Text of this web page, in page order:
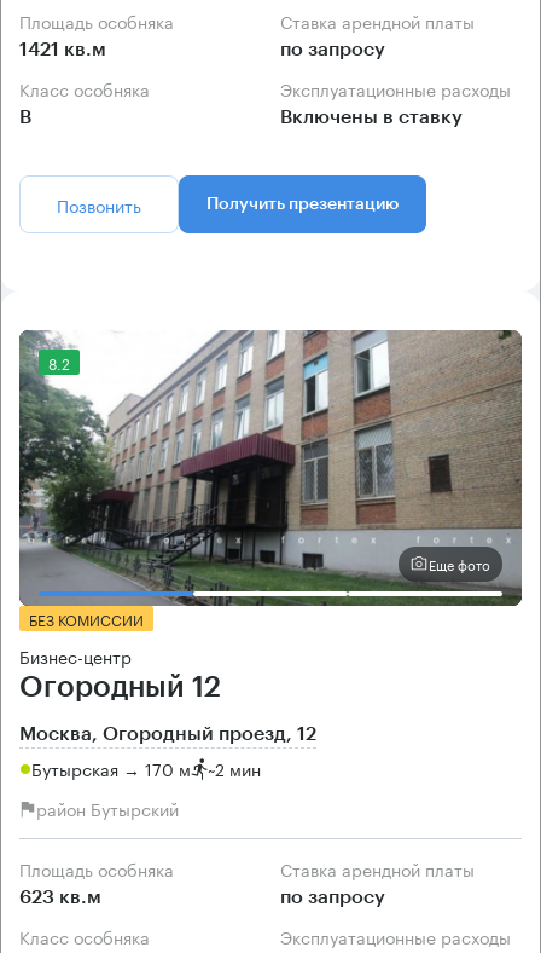
Площадь особняка
1421 кв.м
Ставка арендной платы
по запросу
Класс особняка
B
Эксплуатационные расходы
Включены в ставку
Позвонить Получить презентацию
8.2
Еще фото
БЕЗ КОМИССИИ
Бизнес-центр
Огородный 12
Москва, Огородный проезд, 12
Бутырская → 170 м ~2 мин
район Бутырский
Площадь особняка
623 кв.м
Ставка арендной платы
по запросу
Класс особняка Эксплуатационные расходы